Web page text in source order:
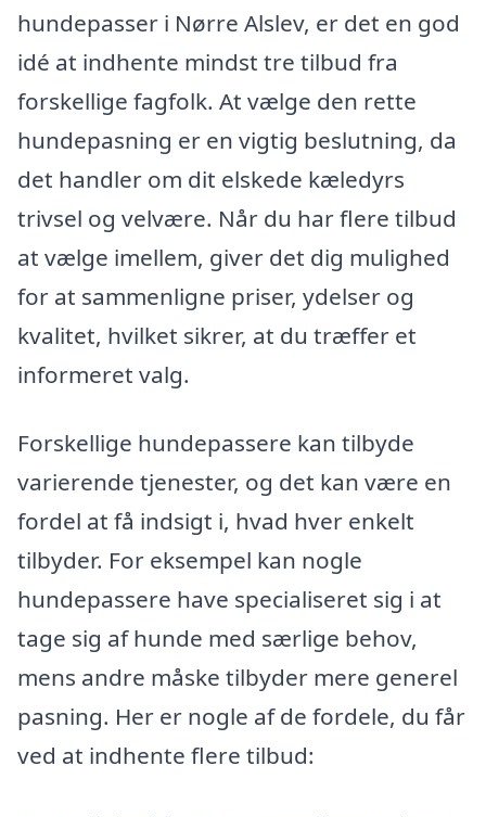
hundepasser i Nørre Alslev, er det en god
idé at indhente mindst tre tilbud fra
forskellige fagfolk. At vælge den rette
hundepasning er en vigtig beslutning, da
det handler om dit elskede kæledyrs
trivsel og velvære. Når du har flere tilbud
at vælge imellem, giver det dig mulighed
for at sammenligne priser, ydelser og
kvalitet, hvilket sikrer, at du træffer et
informeret valg.
Forskellige hundepassere kan tilbyde
varierende tjenester, og det kan være en
fordel at få indsigt i, hvad hver enkelt
tilbyder. For eksempel kan nogle
hundepassere have specialiseret sig i at
tage sig af hunde med særlige behov,
mens andre måske tilbyder mere generel
pasning. Her er nogle af de fordele, du får
ved at indhente flere tilbud: